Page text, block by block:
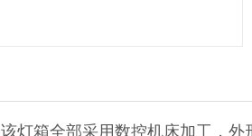
该灯箱全部采用数控机床加工，